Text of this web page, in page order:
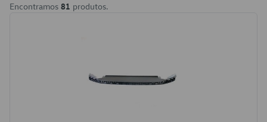
Encontramos 81 produtos.